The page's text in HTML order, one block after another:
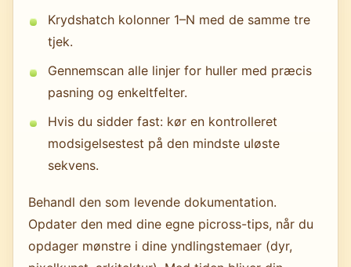
Krydshatch kolonner 1–N med de samme tre
tjek.
Gennemscan alle linjer for huller med præcis
pasning og enkeltfelter.
Hvis du sidder fast: kør en kontrolleret
modsigelsestest på den mindste uløste
sekvens.
Behandl den som levende dokumentation.
Opdater den med dine egne picross-tips, når du
opdager mønstre i dine yndlingstemaer (dyr,